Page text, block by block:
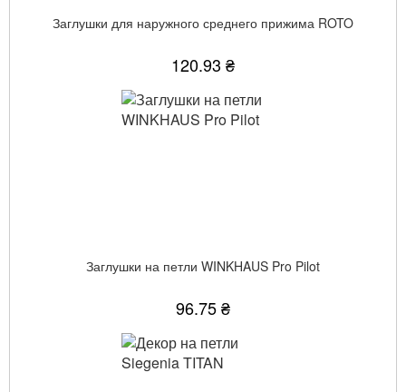
Заглушки для наружного среднего прижима ROTO
120.93 ₴
Заглушки на петли WINKHAUS Pro Pilot
96.75 ₴